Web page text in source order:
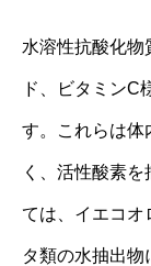
水溶性抗酸化物
ド、ビタミンC
す。これらは体
く、活性酸素
ては、イエコオ
タ類の水抽出